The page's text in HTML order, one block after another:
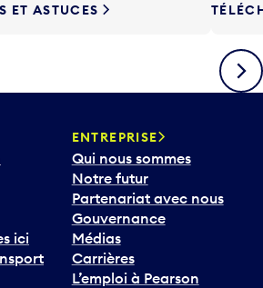
ET ASTUCES
ici
ENTREPRISE
Qui nous sommes
Notre futur
Partenariat avec nous
Gouvernance
Médias
Carrières
L’emploi à Pearson